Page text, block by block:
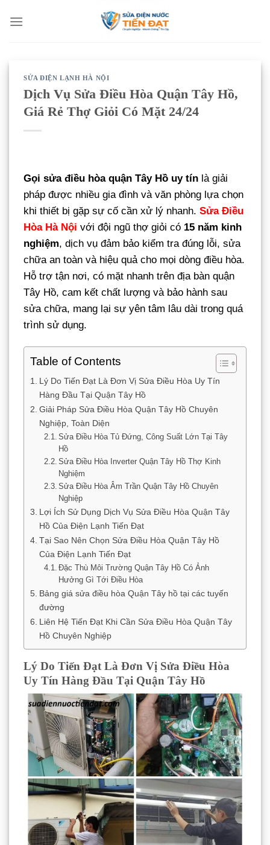
qua
SỬA ĐIỆN LẠNH HÀ NỘI
Dịch Vụ Sửa Điều Hòa Quận Tây Hồ,
Giá Rẻ Thợ Giỏi Có Mặt 24/24
Gọi sửa điều hòa quận Tây Hồ uy tín là giải
pháp được nhiều gia đình và văn phòng lựa chọn
khi thiết bị gặp sự cố cần xử lý nhanh. Sửa Điều
Hòa Hà Nội với đội ngũ thợ giỏi có 15 năm kinh
nghiệm, dịch vụ đảm bảo kiểm tra đúng lỗi, sửa
chữa an toàn và hiệu quả cho mọi dòng điều hòa.
Hỗ trợ tận nơi, có mặt nhanh trên địa bàn quận
Tây Hồ, cam kết chất lượng và bảo hành sau
sửa chữa, mang lại sự yên tâm lâu dài trong quá
trình sử dụng.
Table of Contents
Lý Do Tiến Đạt Là Đơn Vị Sửa Điều Hòa Uy Tín
Hàng Đầu Tại Quận Tây Hồ
Giải Pháp Sửa Điều Hòa Quận Tây Hồ Chuyên
Nghiệp, Toàn Diện
Sửa Điều Hòa Tủ Đứng, Công Suất Lớn Tại Tây
Hồ
Sửa Điều Hòa Inverter Quận Tây Hồ Thợ Kinh
Nghiệm
Sửa Điều Hòa Âm Trần Quận Tây Hồ Chuyên
Nghiệp
Lợi Ích Sử Dụng Dịch Vụ Sửa Điều Hòa Quận Tây
Hồ Của Điện Lạnh Tiến Đạt
Tại Sao Nên Chọn Sửa Điều Hòa Quận Tây Hồ
Của Điện Lạnh Tiến Đạt
Đặc Thù Môi Trường Quận Tây Hồ Có Ảnh
Hưởng Gì Tới Điều Hòa
Bảng giá sửa điều hòa Quận Tây hồ tại các tuyến
đường
Liên Hệ Tiến Đạt Khi Cần Sửa Điều Hòa Quận Tây
Hồ Chuyên Nghiệp
Lý Do Tiến Đạt Là Đơn Vị Sửa Điều Hòa
Uy Tín Hàng Đầu Tại Quận Tây Hồ